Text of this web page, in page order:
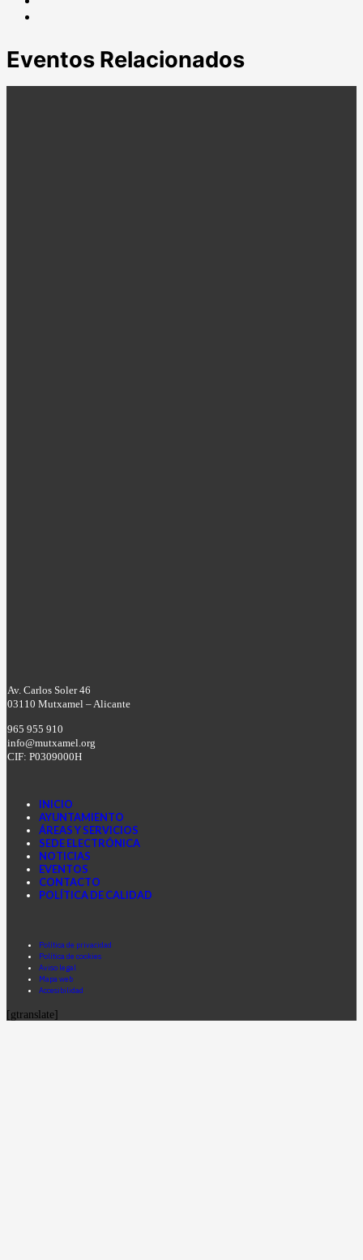
Eventos Relacionados
Av. Carlos Soler 46
03110 Mutxamel – Alicante
965 955 910
info@mutxamel.org
CIF: P0309000H
INICIO
AYUNTAMIENTO
ÁREAS Y SERVICIOS
SEDE ELECTRÓNICA
NOTICIAS
EVENTOS
CONTACTO
POLÍTICA DE CALIDAD
Política de privacidad
Política de cookies
Aviso legal
Mapa web
Accesibilidad
[gtranslate]